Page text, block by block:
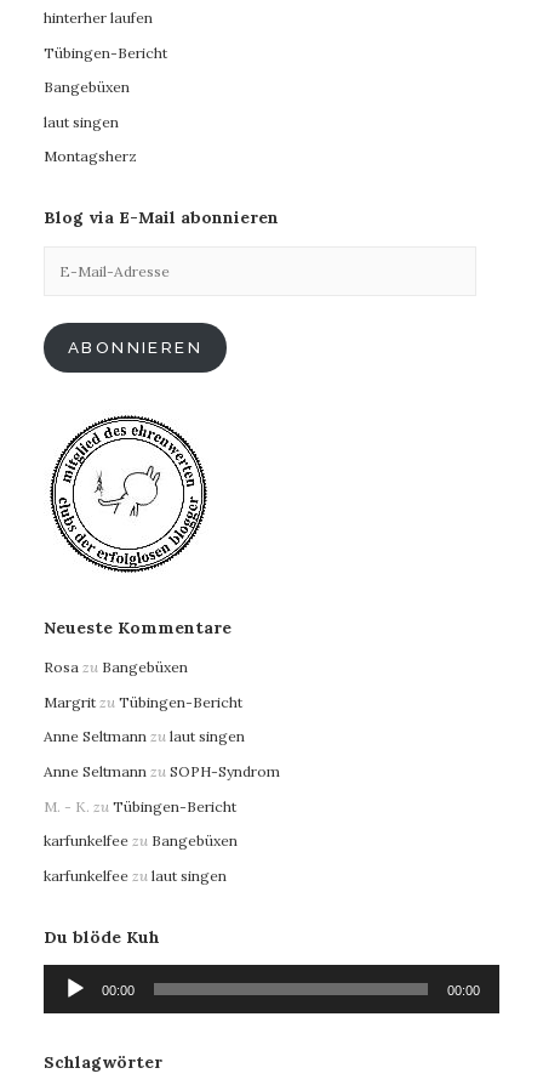
hinterher laufen
Tübingen-Bericht
Bangebüxen
laut singen
Montagsherz
Blog via E-Mail abonnieren
Mail-
ABONNIEREN
Neueste Kommentare
Rosa zu Bangebüxen
Margrit zu Tübingen-Bericht
Anne Seltmann zu laut singen
Anne Seltmann zu SOPH-Syndrom
M. - K. zu Tübingen-Bericht
karfunkelfee zu Bangebüxen
karfunkelfee zu laut singen
Du blöde Kuh
Audio-
Player
00:00 00:00
Schlagwörter